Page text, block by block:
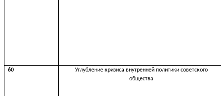
60
Углубление кризиса внутренней политики советского
общества